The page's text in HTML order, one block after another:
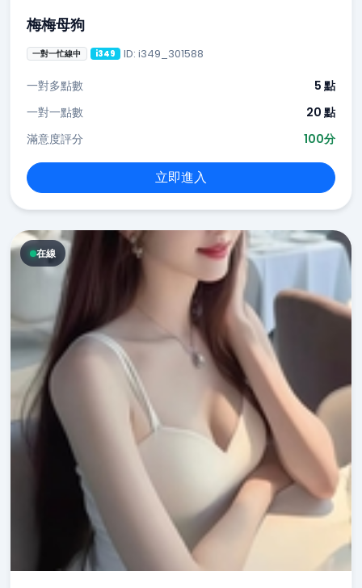
梅梅母狗
一對一忙線中 i349 ID: i349_301588
一對多點數
5 點
一對一點數
20 點
滿意度評分
100分
立即進入
在線